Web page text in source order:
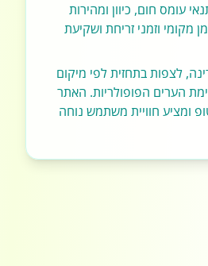
עומס חום, כיוון ומהירות
מקומי וזמני זריחת ושקיעת
לצפות בתחזית לפי מיקום
הערים הפופולריות. האתר
ומציע חוויית משתמש נוחה